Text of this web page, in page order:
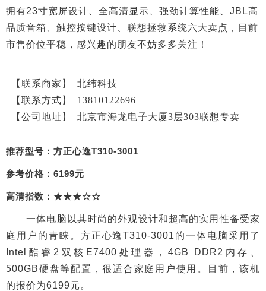
拥有23寸宽屏设计、全高清显示、强劲计算性能、JBL高
品质音箱、触控按键设计、联想拯救系统六大卖点，目前
市售价位平稳，感兴趣的朋友不妨多多关注！
【联系商家】 北纬科技
【联系方式】 13810122696
【公司地址】 北京市海龙电子大厦3层303联想专卖
推荐型号：方正心逸T310-3001
参考价格：6199元
高清指数：★★★☆☆
一体电脑以其时尚的外观设计和超高的实用性备受家
庭用户的青睐。方正心逸T310-3001的一体电脑采用了
Intel酷睿2双核E7400处理器，4GB DDR2内存、
500GB硬盘等配置，很适合家庭用户使用。目前，该机
的报价为6199元。